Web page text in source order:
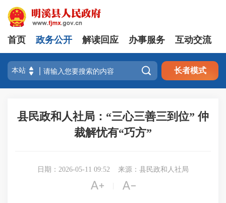
首页 政务公开 解读回应 办事服务 互动交流
 长者模式
县民政和人社局：“三心三善三到位” 仲
裁解忧有“巧方”
日期：2026-05-11 09:52 来源：县民政和人社局
 